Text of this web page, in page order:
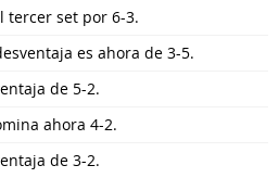
tercer set por 6-3.
es ahora de 3-5.
de 5-2.
ahora 4-2.
de 3-2.